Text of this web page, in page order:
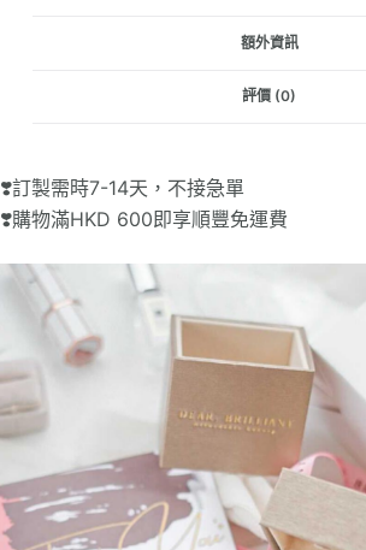
額外資訊
評價 (0)
❣️訂製需時7-14天，不接急單
❣️購物滿HKD 600即享順豐免運費